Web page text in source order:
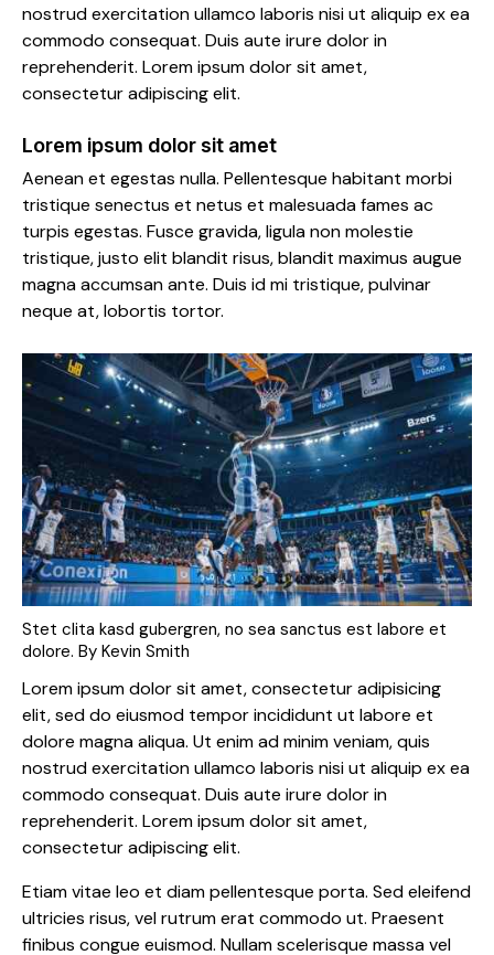
nostrud exercitation ullamco laboris nisi ut aliquip ex ea
commodo consequat. Duis aute irure dolor in
reprehenderit. Lorem ipsum dolor sit amet,
consectetur adipiscing elit.
Lorem ipsum dolor sit amet
Aenean et egestas nulla. Pellentesque habitant morbi
tristique senectus et netus et malesuada fames ac
turpis egestas. Fusce gravida, ligula non molestie
tristique, justo elit blandit risus, blandit maximus augue
magna accumsan ante. Duis id mi tristique, pulvinar
neque at, lobortis tortor.
Stet clita kasd gubergren, no sea sanctus est labore et
dolore. By Kevin Smith
Lorem ipsum dolor sit amet, consectetur adipisicing
elit, sed do eiusmod tempor incididunt ut labore et
dolore magna aliqua. Ut enim ad minim veniam, quis
nostrud exercitation ullamco laboris nisi ut aliquip ex ea
commodo consequat. Duis aute irure dolor in
reprehenderit. Lorem ipsum dolor sit amet,
consectetur adipiscing elit.
Etiam vitae leo et diam pellentesque porta. Sed eleifend
ultricies risus, vel rutrum erat commodo ut. Praesent
finibus congue euismod. Nullam scelerisque massa vel